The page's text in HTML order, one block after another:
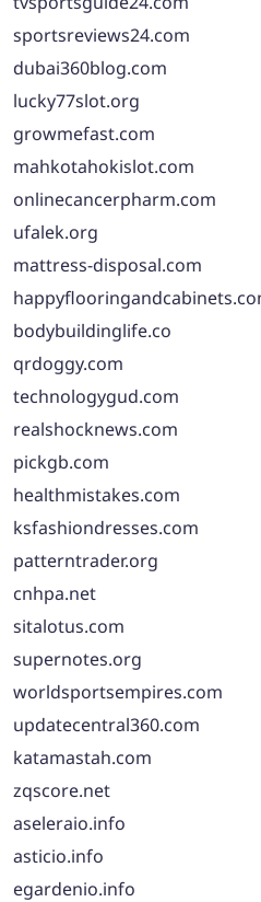
sportsreviews24.com
dubai360blog.com
lucky77slot.org
growmefast.com
mahkotahokislot.com
onlinecancerpharm.com
ufalek.org
mattress-disposal.com
bodybuildinglife.co
qrdoggy.com
technologygud.com
realshocknews.com
pickgb.com
healthmistakes.com
ksfashiondresses.com
patterntrader.org
cnhpa.net
sitalotus.com
supernotes.org
worldsportsempires.com
updatecentral360.com
katamastah.com
zqscore.net
aseleraio.info
asticio.info
egardenio.info